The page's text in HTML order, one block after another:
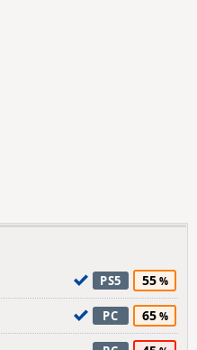
PS5 55
PC 65